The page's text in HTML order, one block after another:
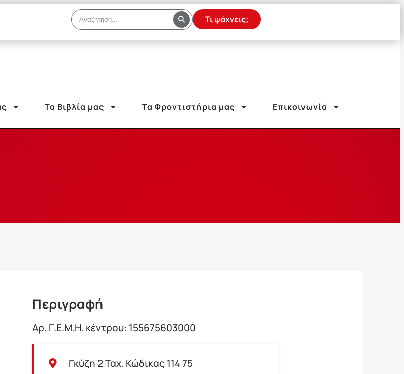
Τι ψάχνεις;
Τα Βιβλία μας Τα Φροντιστήρια μας Επικοινωνία
Περιγραφή
Αρ. Γ.Ε.Μ.Η. κέντρου: 155675603000
Γκύζη 2 Ταχ. Κώδικας 114 75